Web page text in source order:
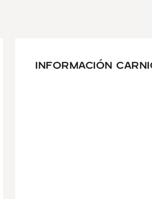
INFORMACIÓN